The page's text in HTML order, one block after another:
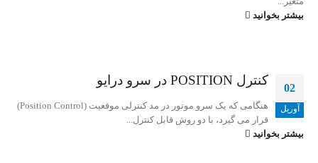
بیشتر بخوانید
02
آوریل
کنترل POSITION در سرو درایو
هنگامی که یک سرو موتور در مد کنترلی موقعیت (Position Control)
قرار می گیرد، با دو روش قابل کنترل...
بیشتر بخوانید